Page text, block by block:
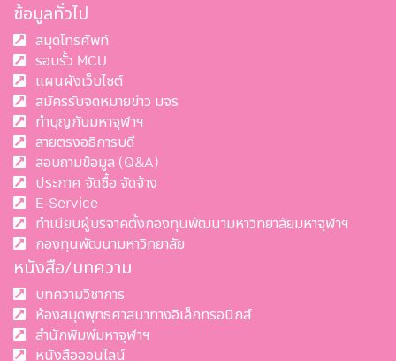
ข้อมูลทั่วไป
สมุดโทรศัพท์
รอบรั้ว MCU
แผนผังเว็บไซต์
สมัครรับจดหมายข่าว มจร
ทำบุญกับมหาจุฬาฯ
สายตรงอธิการบดี
สอบถามข้อมูล (Q&A)
ประกาศ จัดซื้อ จัดจ้าง
E-Service
ทำเนียบผู้บริจาคตั้งกองทุนพัฒนามหาวิทยาลัยมหาจุฬาฯ
กองทุนพัฒนามหาวิทยาลัย
หนังสือ/บทความ
บทความวิชาการ
ห้องสมุดพุทธศาสนาทางอิเล็กทรอนิกส์
สำนักพิมพ์มหาจุฬาฯ
หนังสือออนไลน์